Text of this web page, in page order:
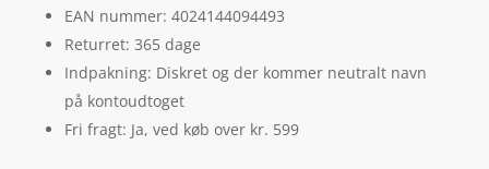
EAN nummer: 4024144094493
Returret: 365 dage
Indpakning: Diskret og der kommer neutralt navn
på kontoudtoget
Fri fragt: Ja, ved køb over kr. 599